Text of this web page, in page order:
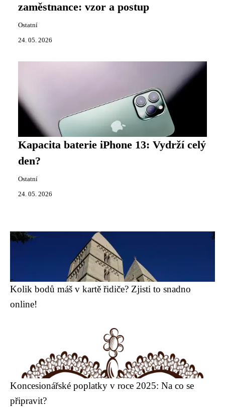
zaměstnance: vzor a postup
Ostatní
24. 05. 2026
Kapacita baterie iPhone 13: Vydrží celý
den?
Ostatní
24. 05. 2026
Kolik bodů máš v kartě řidiče? Zjisti to snadno
online!
Koncesionářské poplatky v roce 2025: Na co se
připravit?